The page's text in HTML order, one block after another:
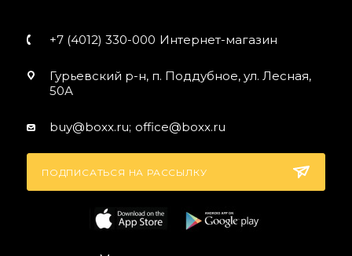
+7 (4012) 330-000 Интернет-магазин
Гурьевский р-н, п. Поддубное, ул. Лесная,
50А
buy@boxx.ru; office@boxx.ru
ПОДПИСАТЬСЯ НА РАССЫЛКУ